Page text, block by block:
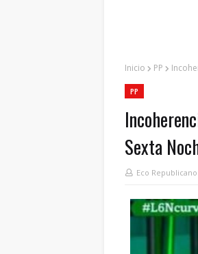
Inicio PP
PP
Sexta
Eco Republicano